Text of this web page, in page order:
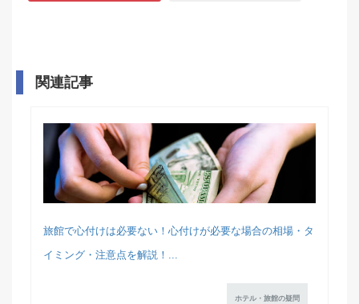
関連記事
旅館で心付けは必要ない！心付けが必要な場合の相場・タ
イミング・注意点を解説！...
ホテル・旅館の疑問